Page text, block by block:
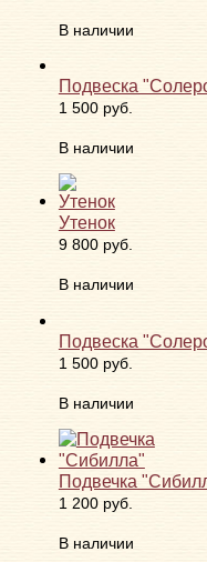
В наличии
Подвеска
1 500 руб.
В наличии
Утенок
9 800 руб.
В наличии
Подвеска
1 500 руб.
В наличии
Подвечка
1 200 руб.
В наличии